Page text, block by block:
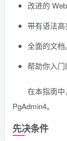
改进的
带有语法高
全面的文档。
帮助你入门
在本指南
PgAdmin4。
先决条件